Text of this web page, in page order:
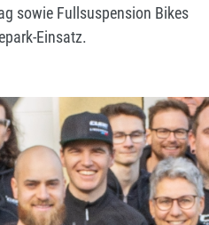
sowie Fullsuspension Bikes
Einsatz.